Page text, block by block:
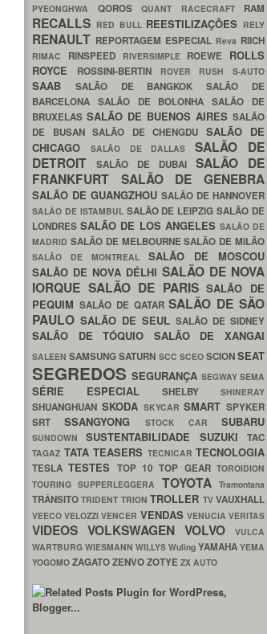
PYEONGHWA QOROS QUANT RACECRAFT RAM
RECALLS RED BULL REESTILIZAÇÕES RELY
RENAULT REPORTAGEM ESPECIAL Reva RIICH
RIMAC RINSPEED RIVERSIMPLE ROEWE ROLLS
ROYCE
ROSSINI-BERTIN ROVER RUSH S-AUTO
SAAB SALÃO DE BANGKOKSALÃO DE
BARCELONA SALÃO DE BOLONHASALÃO DE
BRUXELAS SALÃO DE BUENOS AIRES SALÃO
DE BUSAN SALÃO DE CHENGDU SALÃO DE
CHICAGO
SALÃO DE DALLASSALÃO DE
DETROIT
SALÃO DE DUBAI SALÃO DE
FRANKFURT SALÃO DE GENEBRA
SALÃO DE GUANGZHOU SALÃO DE HANNOVER
SALÃO DE ISTAMBUL SALÃO DE LEIPZIGSALÃO DE
LONDRESSALÃO DE LOS ANGELES SALÃO DE
MADRID SALÃO DE MELBOURNESALÃO DE MILÃO
SALÃO DE MONTREAL SALÃO DE MOSCOU
SALÃO DE NOVA DÉLHI SALÃO DE NOVA
IORQUE SALÃO DE PARISSALÃO DE
PEQUIM SALÃO DE QATARSALÃO DE SÃO
PAULO SALÃO DE SEUL SALÃO DE SIDNEY
SALÃO DE TÓQUIO SALÃO DE XANGAI
SALEENSAMSUNGSATURN SCC SCEO SCIONSEAT
SEGREDOSSEGURANÇA SEGWAYSEMA
SÉRIE ESPECIAL SHELBY SHINERAY
SHUANGHUAN SKODA SKYCARSMART SPYKER
SRTSSANGYONG STOCK CAR SUBARU
SUNDOWNSUSTENTABILIDADE SUZUKITAC
TAGAZ TATA TEASERS TECNICAR TECNOLOGIA
TESLATESTES TOP 10TOP GEARTOROIDION
TOURING SUPPERLEGGERA TOYOTATramontana
TRÂNSITOTRIDENT TRIONTROLLER TVVAUXHALL
VEECOVELOZZIVENCER VENDAS VENUCIAVERITAS
VIDEOS VOLKSWAGEN VOLVO
VULCA
WARTBURG WIESMANN WILLYS Wuling YAMAHA YEMA
YOGOMO ZAGATOZENVOZOTYE ZX AUTO